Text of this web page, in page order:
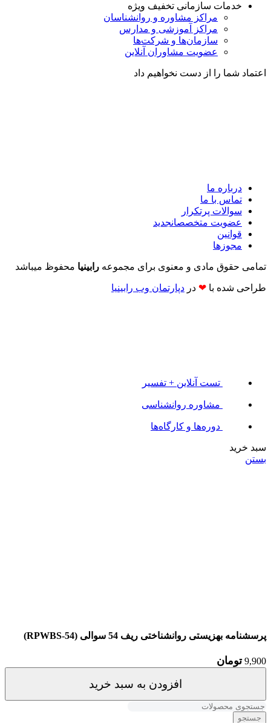
خدمات سازمانی تخفیف ویژه
مراکز مشاوره و روانشناسان
مراکز آموزشی و مدارس
سازمان‌ها و شرکت‌ها
عضویت مشاوران آنلاین
اعتماد شما را از دست نخواهیم داد
درباره ما
تماس با ما
سوالات پرتکرار
عضویت متخصصانجدید
قوانین
مجوزها
تمامی حقوق مادی و معنوی برای مجموعه رابینیا محفوظ میباشد
طراحی شده با ❤ در دپارتمان وب رابینیا​​
تست آنلاین + تفسیر
مشاوره روانشناسی
دوره‌ها و کارگاه‌ها
سبد خرید
بستن
پرسشنامه بهزیستی روانشناختی ریف 54 سوالی (RPWBS-54)
9,900 تومان
افزودن به سبد خرید
جستجو